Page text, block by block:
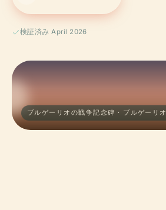
検証済み April 2026
ブルゲーリオの戦争記念碑 · ブルゲーリオ